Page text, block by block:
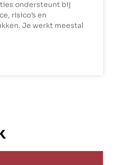
ondersteunt bij
risico’s en
Je werkt meestal